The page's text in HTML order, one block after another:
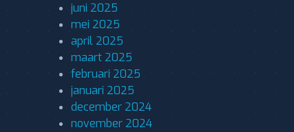
juni 2025
mei 2025
april 2025
maart 2025
februari 2025
januari 2025
december 2024
november 2024